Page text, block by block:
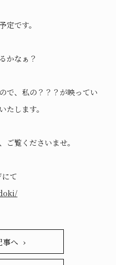
定です。
かなぁ？
で、私の？？？が映ってい
たします。
ご覧くださいませ。
て
事へ ›